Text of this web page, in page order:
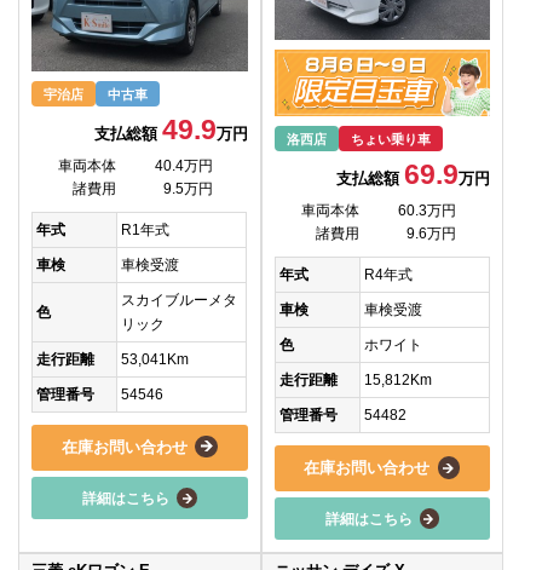
宇治店 中古車
支払総額 49.9万円
車両本体
40.4万円
諸費用
9.5万円
年式 R1年式
車検 車検受渡
色
スカイブルーメタ
リック
走行距離 53,041Km
管理番号 54546
在庫お問い合わせ
詳細はこちら
洛西店 ちょい乗り車
支払総額69.9万円
車両本体
60.3万円
諸費用
9.6万円
年式 R4年式
車検 車検受渡
色 ホワイト
走行距離 15,812Km
管理番号 54482
在庫お問い合わせ
詳細はこちら